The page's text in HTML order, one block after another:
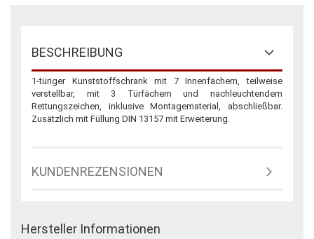
BESCHREIBUNG
1-türiger Kunststoffschrank mit 7 Innenfächern, teilweise
verstellbar, mit 3 Türfächern und nachleuchtendem
Rettungszeichen, inklusive Montagematerial, abschließbar.
Zusätzlich mit Füllung DIN 13157 mit Erweiterung.
KUNDENREZENSIONEN
Hersteller Informationen